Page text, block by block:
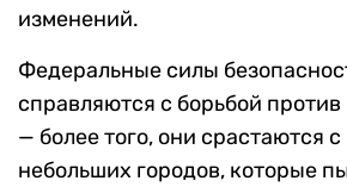
изменений.
Федеральные силы
справляются с борьбой
— более того, они срастаются
небольших городов, которые